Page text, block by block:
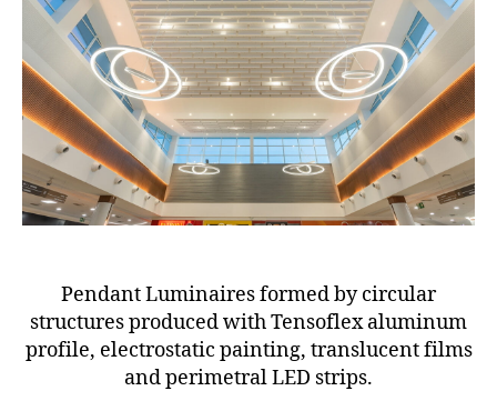
Pendant Luminaires formed by circular
structures produced with Tensoflex aluminum
profile, electrostatic painting, translucent films
and perimetral LED strips.